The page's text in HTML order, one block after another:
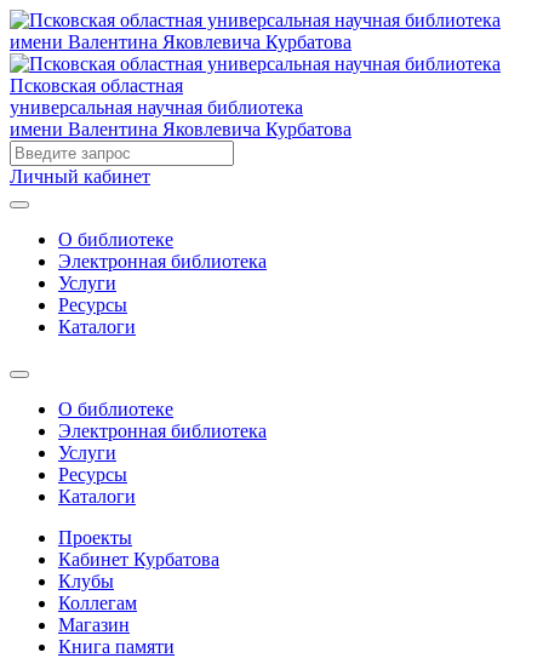
Псковская областная
универсальная научная библиотека
имени Валентина Яковлевича Курбатова
Личный кабинет
О библиотеке
Электронная библиотека
Услуги
Ресурсы
Каталоги
О библиотеке
Электронная библиотека
Услуги
Ресурсы
Каталоги
Проекты
Кабинет Курбатова
Клубы
Коллегам
Магазин
Книга памяти